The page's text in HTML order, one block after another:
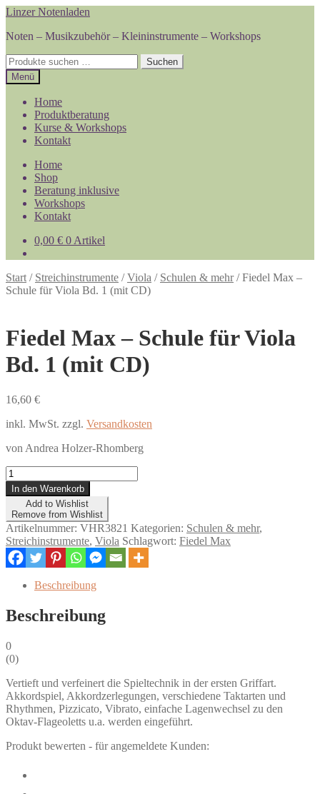
Zur
springen
Zum
springen
Linzer Notenladen
Noten – Musikzubehör – Kleininstrumente – Workshops
Suchen
nach:
Suchen
Menü
Home
Produktberatung
Kurse & Workshops
Kontakt
Home
Shop
Beratung inklusive
Workshops
Kontakt
0,00 € 0 Artikel
Start / Streichinstrumente /Viola / Schulen & mehr/Fiedel Max –
Schule für Viola Bd. 1 (mit CD)
Fiedel Max – Schule für Viola
Bd. 1 (mit CD)
16,60 €
inkl. MwSt. zzgl. Versandkosten
von Andrea Holzer-Rhomberg
Fiedel
Max
-
Schule
für
Viola
Bd.
1
CD)
In den Warenkorb
Add to Wishlist
Remove from Wishlist
Artikelnummer: VHR3821 Kategorien: Schulen & mehr,
Streichinstrumente, Viola Schlagwort: Fiedel Max
Beschreibung
Beschreibung
0
(0)
Vertieft und verfeinert die Spieltechnik in der ersten Griffart.
Akkordspiel, Akkordzerlegungen, verschiedene Taktarten und
Rhythmen, Pizzicato, Vibrato, einfache Lagenwechsel zu den
Oktav-Flageoletts u.a. werden eingeführt.
Produkt bewerten - für angemeldete Kunden: